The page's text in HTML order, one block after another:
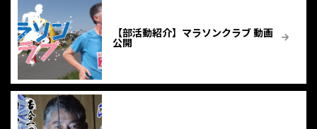
【部活動紹介】マラソンクラブ 動画
公開